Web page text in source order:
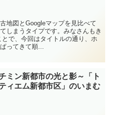
地図とGoogleマップを見比べて
しまうタイプです。みなさんもき
で、今回はタイトルの通り、ホ
ってきて順...
ミン新都市の光と影～「ト
ィエム新都市区」のいまむ